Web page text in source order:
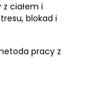
ciałem i
blokad i
pracy z